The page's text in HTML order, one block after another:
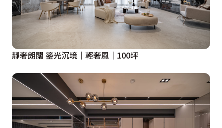
靜奢朗闊 鎏光沉境｜輕奢風｜100坪